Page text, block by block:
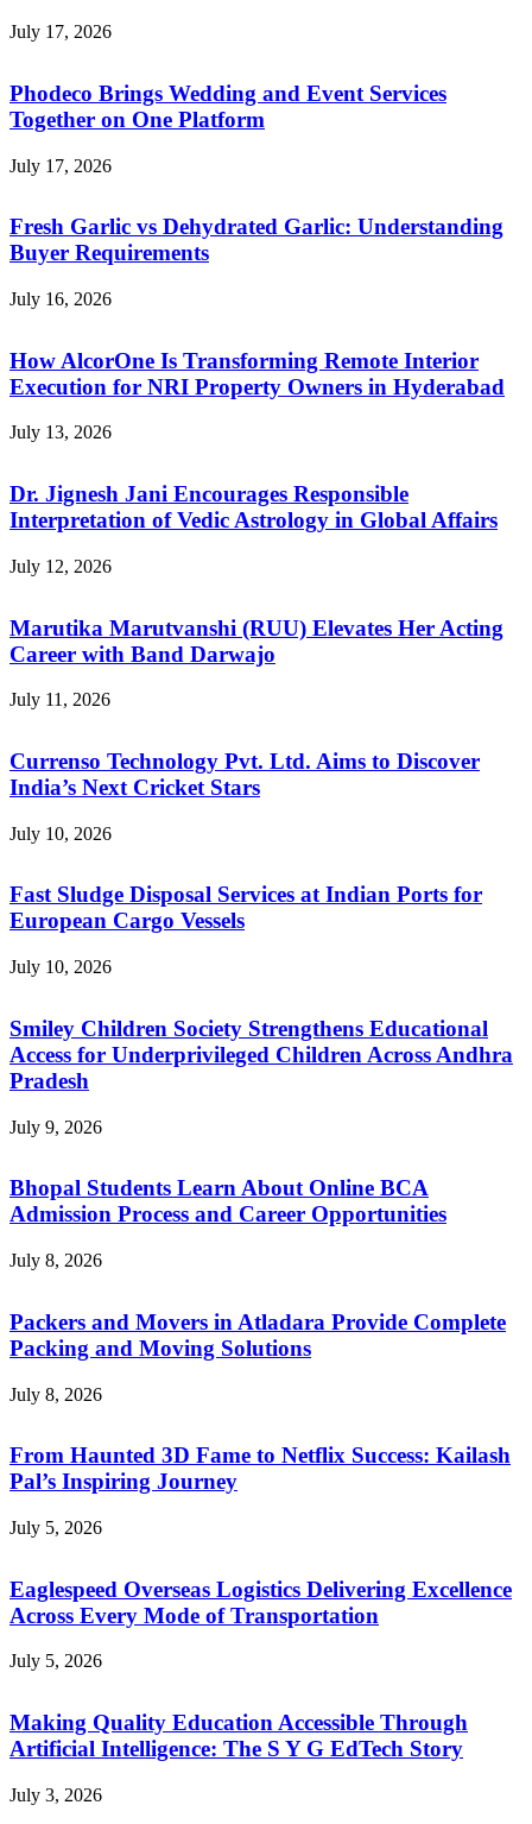
July 17, 2026
Phodeco Brings Wedding and Event Services
Together on One Platform
July 17, 2026
Fresh Garlic vs Dehydrated Garlic: Understanding
Buyer Requirements
July 16, 2026
How AlcorOne Is Transforming Remote Interior
Execution for NRI Property Owners in Hyderabad
July 13, 2026
Dr. Jignesh Jani Encourages Responsible
Interpretation of Vedic Astrology in Global Affairs
July 12, 2026
Marutika Marutvanshi (RUU) Elevates Her Acting
Career with Band Darwajo
July 11, 2026
Currenso Technology Pvt. Ltd. Aims to Discover
India’s Next Cricket Stars
July 10, 2026
Fast Sludge Disposal Services at Indian Ports for
European Cargo Vessels
July 10, 2026
Smiley Children Society Strengthens Educational
Access for Underprivileged Children Across Andhra
Pradesh
July 9, 2026
Bhopal Students Learn About Online BCA
Admission Process and Career Opportunities
July 8, 2026
Packers and Movers in Atladara Provide Complete
Packing and Moving Solutions
July 8, 2026
From Haunted 3D Fame to Netflix Success: Kailash
Pal’s Inspiring Journey
July 5, 2026
Eaglespeed Overseas Logistics Delivering Excellence
Across Every Mode of Transportation
July 5, 2026
Making Quality Education Accessible Through
Artificial Intelligence: The S Y G EdTech Story
July 3, 2026